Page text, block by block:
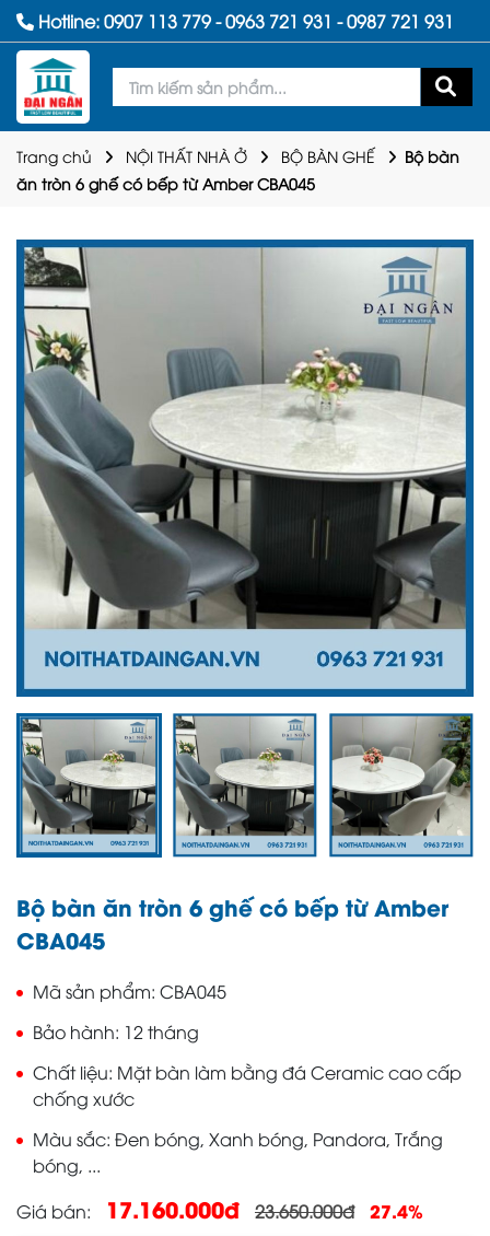
Hotline:0907 113 779-0963 721 931 -0987 721 931
Trang chủ NỘI THẤT NHÀ Ở BỘ BÀN GHẾ
Bộ bàn
ăn tròn 6 ghế có bếp từ Amber CBA045
Bộ bàn ăn tròn 6 ghế có bếp từ Amber
CBA045
Mã sản phẩm CBA045
Bảo hành 12 tháng
Chất liệu Mặt bàn làm bằng đá Ceramic cao cấp
chống xước
Màu sắc Đen bóng, Xanh bóng, Pandora, Trắng
bóng, ...
Giá bán
17.160.000đ 23.650.000đ 27.4%